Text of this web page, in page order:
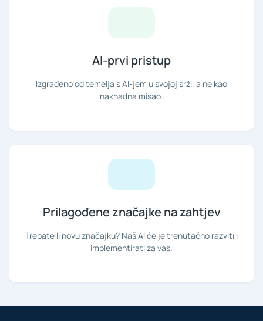
AI-prvi pristup
Izgrađeno od temelja s AI-jem u svojoj srži, a ne kao
naknadna misao.
Prilagođene značajke na zahtjev
Trebate li novu značajku? Naš AI će je trenutačno razviti i
implementirati za vas.